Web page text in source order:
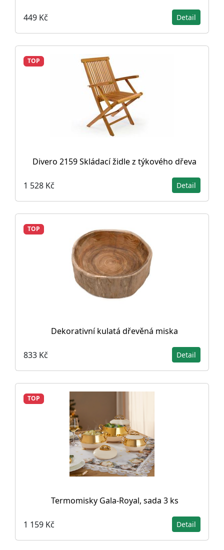
449 Kč Detail
TOP
Divero 2159 Skládací židle z týkového dřeva
1 528 Kč Detail
TOP
Dekorativní kulatá dřevěná miska
833 Kč Detail
TOP
Termomisky Gala-Royal, sada 3 ks
1 159 Kč Detail